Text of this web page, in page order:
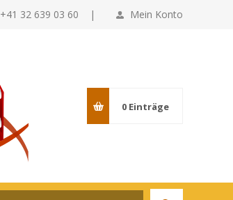
Mein Konto
+41 32 639 03 60 |
0 Einträge